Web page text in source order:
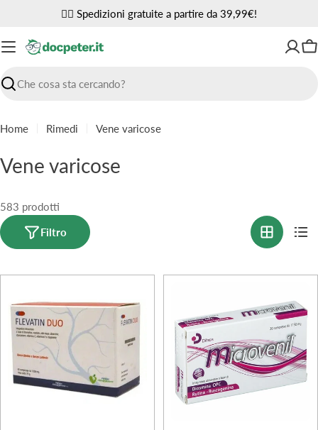
contenuto
✌🏼 Spedizioni gratuite a partire da 39,99€!
Ricerca
Home Rimedi Vene varicose
C
l
l
z
Vene varicose
583 prodotti
Filtro